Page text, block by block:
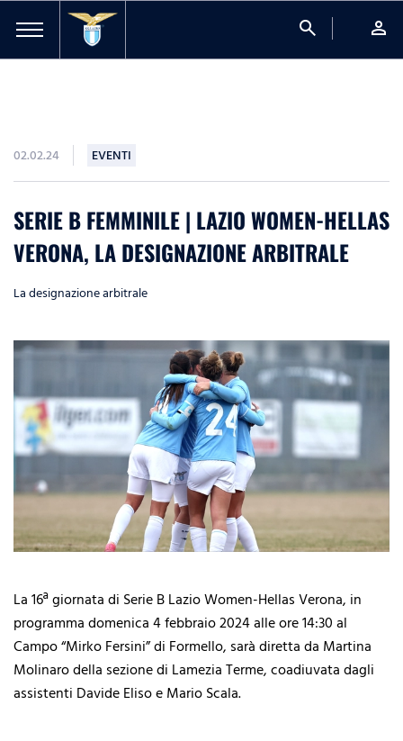
search person
02.02.24 EVENTI
SERIE B FEMMINILE | LAZIO WOMEN-HELLAS
VERONA, LA DESIGNAZIONE ARBITRALE
La designazione arbitrale
La 16ª giornata di Serie B Lazio Women-Hellas Verona, in
programma domenica 4 febbraio 2024 alle ore 14:30 al
Campo “Mirko Fersini” di Formello, sarà diretta da Martina
Molinaro della sezione di Lamezia Terme, coadiuvata dagli
assistenti Davide Eliso e Mario Scala.